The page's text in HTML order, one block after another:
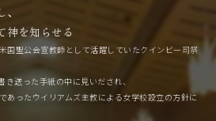
神を知らせる
国聖公会宣教師として活躍していたクインビー司祭
送った手紙の中に見いだされ、
あったウイリアムズ主教による女学校設立の方針に